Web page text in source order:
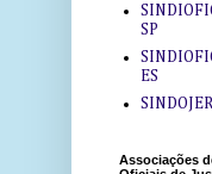
SP
ES
Associações